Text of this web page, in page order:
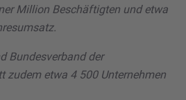
Million Beschäftigten und etwa
Bundesverband der
zudem etwa 4 500 Unternehmen